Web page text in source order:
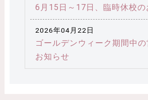
6月15日～17日、臨時休校の
2026年04月22日
ゴールデンウィーク期間中
お知らせ